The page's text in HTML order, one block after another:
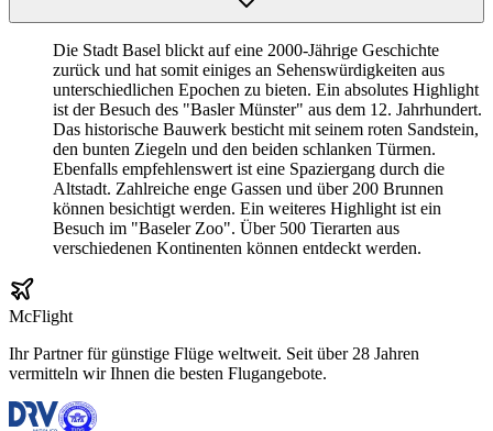
Die Stadt Basel blickt auf eine 2000-Jährige Geschichte
zurück und hat somit einiges an Sehenswürdigkeiten aus
unterschiedlichen Epochen zu bieten. Ein absolutes Highlight
ist der Besuch des "Basler Münster" aus dem 12. Jahrhundert.
Das historische Bauwerk besticht mit seinem roten Sandstein,
den bunten Ziegeln und den beiden schlanken Türmen.
Ebenfalls empfehlenswert ist eine Spaziergang durch die
Altstadt. Zahlreiche enge Gassen und über 200 Brunnen
können besichtigt werden. Ein weiteres Highlight ist ein
Besuch im "Baseler Zoo". Über 500 Tierarten aus
verschiedenen Kontinenten können entdeckt werden.
McFlight
Ihr Partner für günstige Flüge weltweit. Seit über 28 Jahren
vermitteln wir Ihnen die besten Flugangebote.